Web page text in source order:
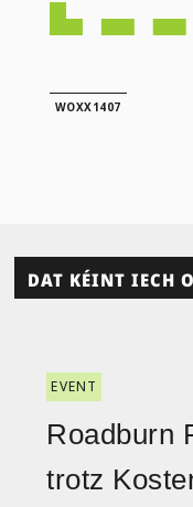
WOXX1407
DAT KÉINT IECH
EVENT
Roadburn
trotz